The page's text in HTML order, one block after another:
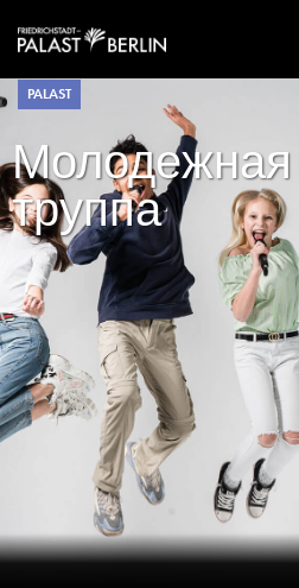
PALAST
Молодежная
труппа